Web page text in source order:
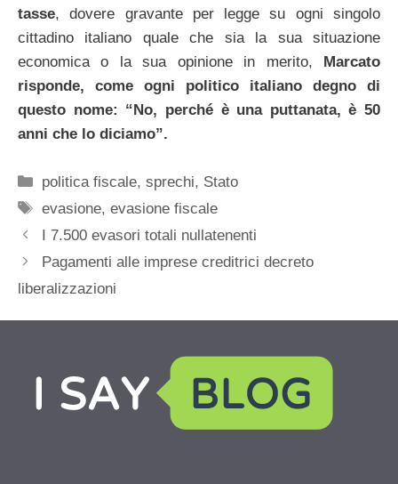
tasse, dovere gravante per legge su ogni singolo
cittadino italiano quale che sia la sua situazione
economica o la sua opinione in merito,
Marcato
risponde, come ogni politico italiano degno di
questo nome: “No, perché è una puttanata, è 50
anni che lo diciamo”.
Categorie
politica fiscale,sprechi, Stato
Tag
evasione,evasione fiscale
I 7.500 evasori totali nullatenenti
Pagamenti alle imprese creditrici decreto
liberalizzazioni